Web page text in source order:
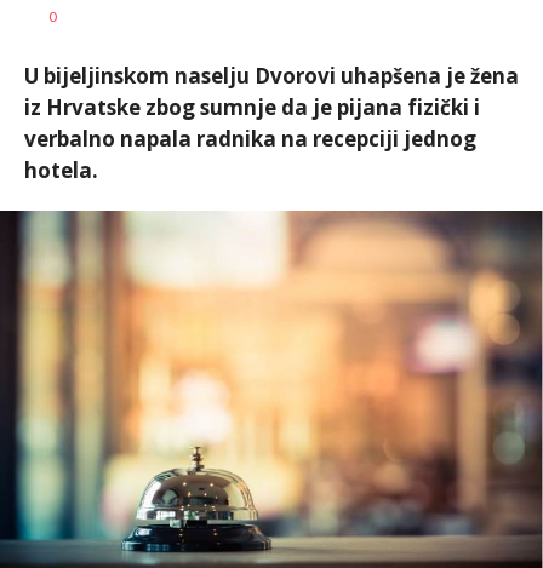
AUTOR
0
U bijeljinskom naselju Dvorovi uhapšena je žena
iz Hrvatske zbog sumnje da je pijana fizički i
verbalno napala radnika na recepciji jednog
hotela.